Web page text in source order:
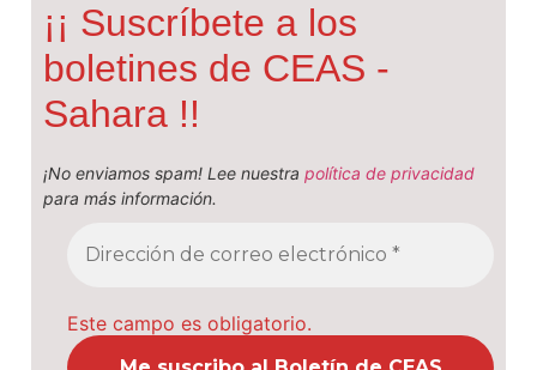
¡¡ Suscríbete a los
boletines de CEAS -
Sahara !!
¡No enviamos spam! Lee nuestra política de privacidad
para más información.
Este campo es obligatorio.